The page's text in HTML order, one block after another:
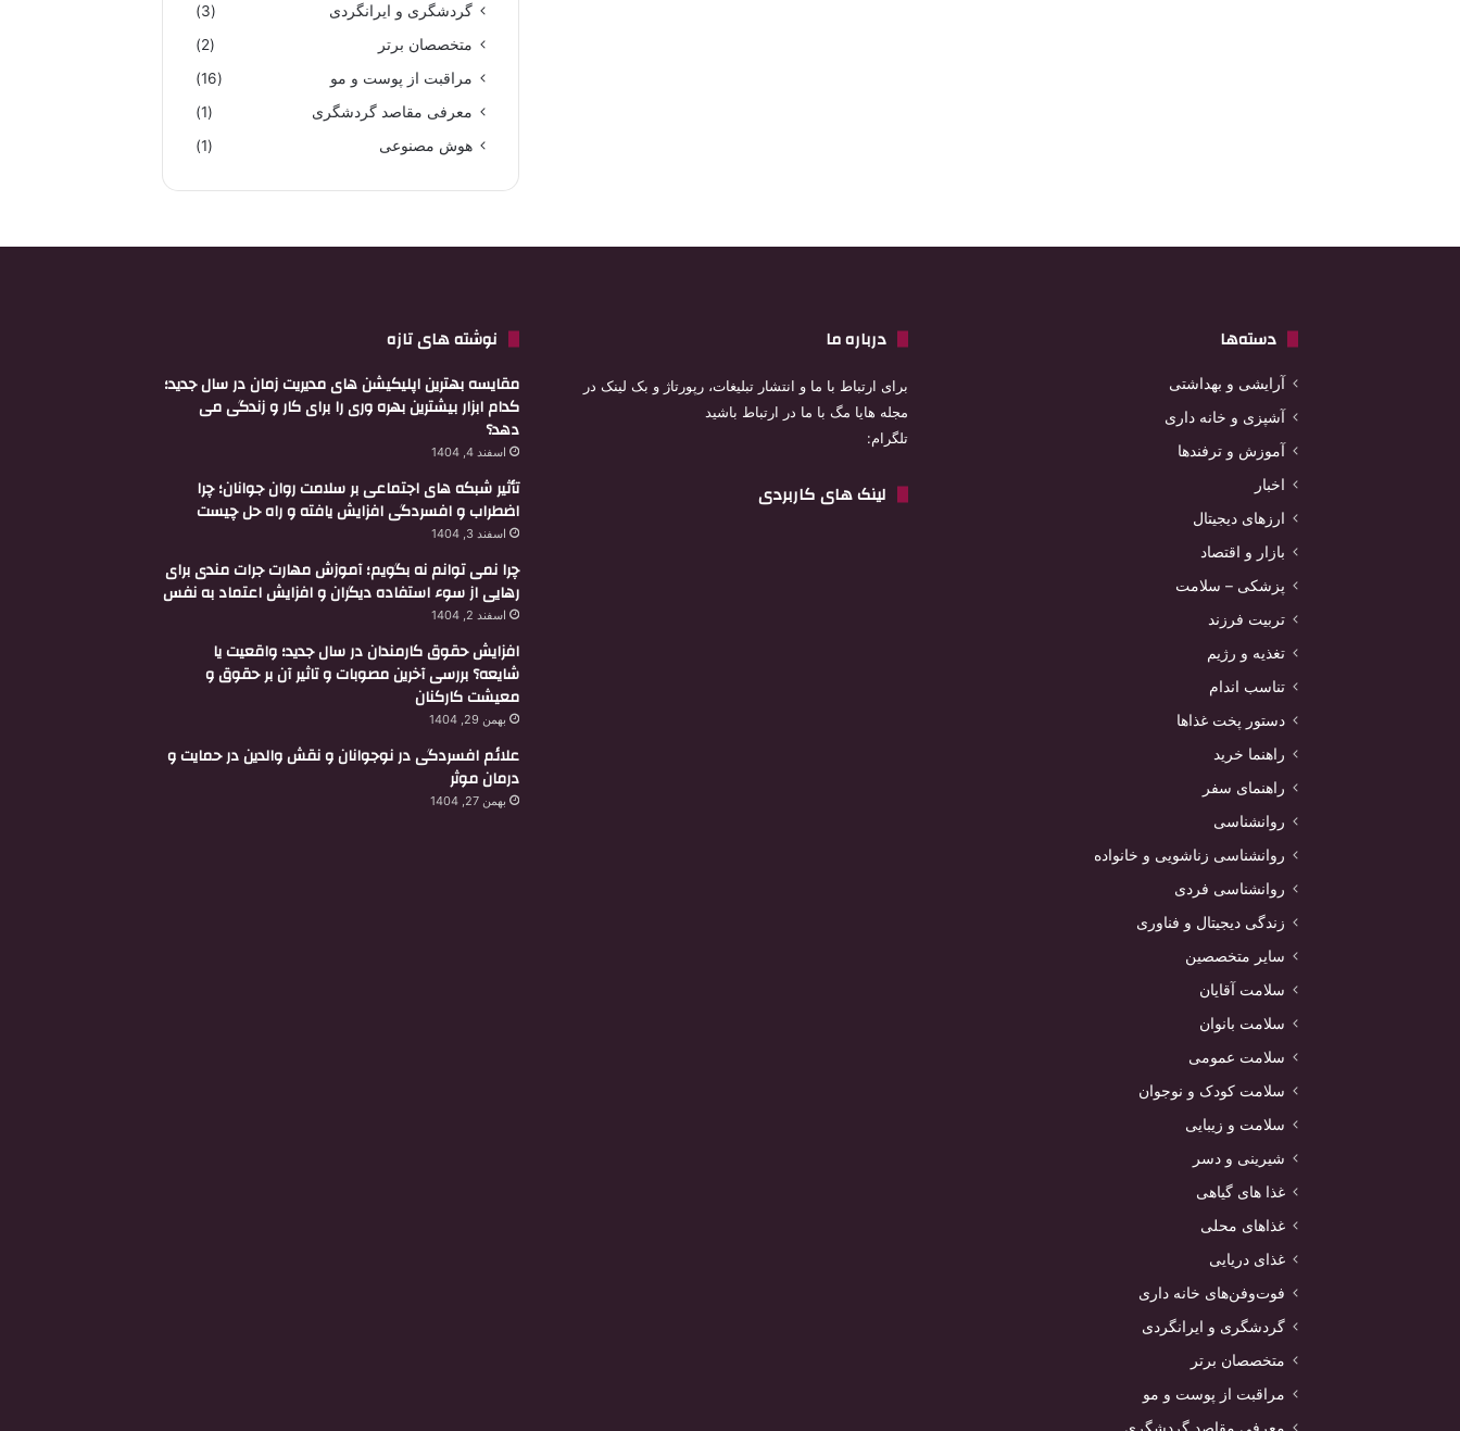
گردشگری و ایرانگردی
(3)
متخصصان برتر
(2)
مراقبت از پوست و مو
(16)
معرفی مقاصد گردشگری
(1)
هوش مصنوعی
(1)
دسته‌ها
آرایشی و بهداشتی
آشپزی و خانه داری
آموزش و ترفندها
اخبار
ارزهای دیجیتال
بازار و اقتصاد
پزشکی – سلامت
تربیت فرزند
تغذیه و رژیم
تناسب اندام
دستور پخت غذاها
راهنما خرید
راهنمای سفر
روانشناسی
روانشناسی زناشویی و خانواده
روانشناسی فردی
زندگی دیجیتال و فناوری
سایر متخصصین
سلامت آقایان
سلامت بانوان
سلامت عمومی
سلامت کودک و نوجوان
سلامت و زیبایی
شیرینی و دسر
غذا های گیاهی
غذاهای محلی
غذای دریایی
فوت‌وفن‌های خانه داری
گردشگری و ایرانگردی
متخصصان برتر
مراقبت از پوست و مو
درباره ما
برای ارتباط با ما و انتشار تبلیغات، رپورتاژ و بک لینک در
مجله هایا مگ با ما در ارتباط باشید
تلگرام:
لینک های کاربردی
نوشته های تازه
مقایسه بهترین اپلیکیشن های مدیریت زمان در سال جدید؛
کدام ابزار بیشترین بهره وری را برای کار و زندگی می
دهد؟
اسفند 4, 1404
تأثیر شبکه های اجتماعی بر سلامت روان جوانان؛ چرا
اضطراب و افسردگی افزایش یافته و راه حل چیست
اسفند 3, 1404
چرا نمی توانم نه بگویم؛ آموزش مهارت جرات مندی برای
رهایی از سوء استفاده دیگران و افزایش اعتماد به نفس
اسفند 2, 1404
افزایش حقوق کارمندان در سال جدید؛ واقعیت یا
شایعه؟ بررسی آخرین مصوبات و تاثیر آن بر حقوق و
معیشت کارکنان
بهمن 29, 1404
علائم افسردگی در نوجوانان و نقش والدین در حمایت و
درمان موثر
بهمن 27, 1404